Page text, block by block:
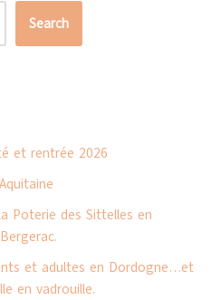
Search
et rentrée 2026
Poterie des Sittelles en
et adultes en Dordogne…et
en vadrouille.